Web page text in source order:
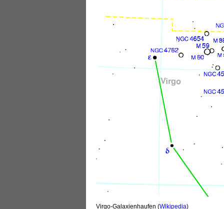
Virgo-Galaxienhaufen (Wikipedia)